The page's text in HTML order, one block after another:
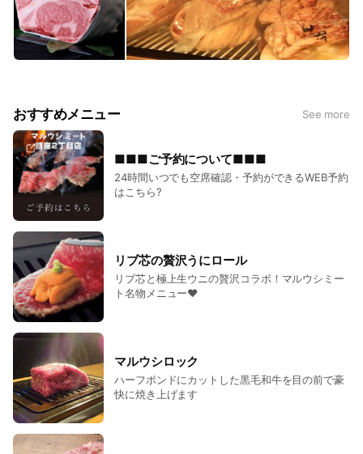
おすすめメニュー See more
■■■ご予約について■■■
24時間いつでも空席確認・予約ができるWEB予約
はこちら?
リブ芯の贅沢うにロール
リブ芯と極上生ウニの贅沢コラボ！マルウシミー
ト名物メニュー❤
マルウシロック
ハーフポンドにカットした黒毛和牛を目の前で豪
快に焼き上げます